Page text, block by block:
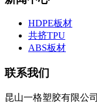
HDPE板材
共挤TPU
ABS板材
联系我们
昆山一格塑胶有限公司